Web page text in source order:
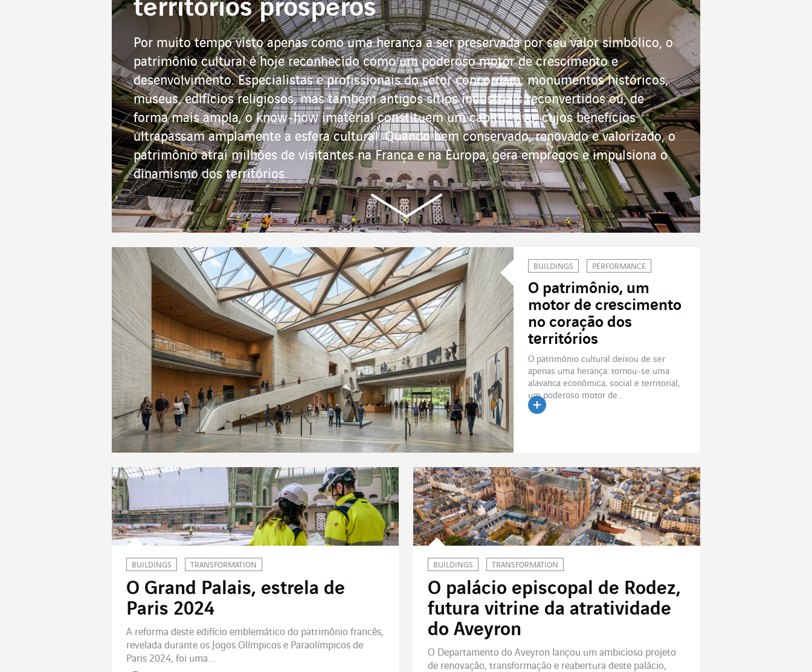
territórios prósperos
Por muito tempo visto apenas como uma herança a ser preservada por seu valor simbólico, o
patrimônio cultural é hoje reconhecido como um poderoso motor de crescimento e
desenvolvimento. Especialistas e profissionais do setor concordam: monumentos históricos,
museus, edifícios religiosos, mas também antigos sítios industriais reconvertidos ou, de
forma mais ampla, o know-how imaterial constituem um capital vivo, cujos benefícios
ultrapassam amplamente a esfera cultural. Quando bem conservado, renovado e valorizado, o
patrimônio atrai milhões de visitantes na França e na Europa, gera empregos e impulsiona o
dinamismo dos territórios.
BUILDINGS PERFORMANCE
O patrimônio, um
motor de crescimento
no coração dos
territórios
O patrimônio cultural deixou de ser
apenas uma herança: tornou-se uma
alavanca econômica, social e territorial,
um poderoso motor de...
BUILDINGS TRANSFORMATION
O Grand Palais, estrela de
Paris 2024
A reforma deste edifício emblemático do patrimônio francês,
revelada durante os Jogos Olímpicos e Paraolímpicos de
Paris 2024, foi uma...
BUILDINGS TRANSFORMATION
O palácio episcopal de Rodez,
futura vitrine da atratividade
do Aveyron
O Departamento do Aveyron lançou um ambicioso projeto
de renovação, transformação e reabertura deste palácio,